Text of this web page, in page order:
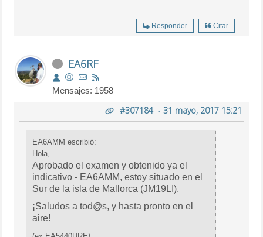
Responder Citar
EA6RF
Mensajes: 1958
#307184- 31 mayo, 2017 15:21
EA6AMM escribió:
Hola,
Aprobado el examen y obtenido ya el
indicativo - EA6AMM, estoy situado en el
Sur de la isla de Mallorca (JM19LI).
¡Saludos a tod@s, y hasta pronto en el
aire!